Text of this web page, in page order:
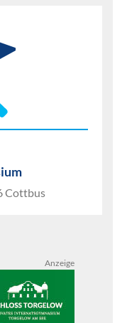
Cottbus
Anzeige